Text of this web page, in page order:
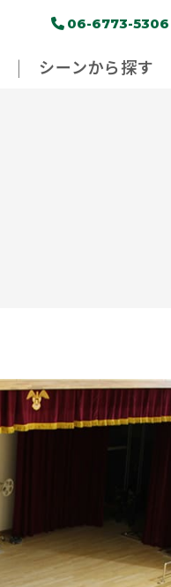
シーンから探す
06-6773-5306